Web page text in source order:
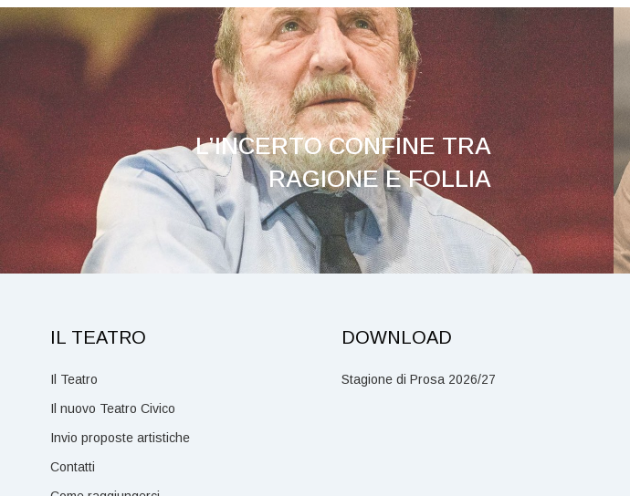
L’INCERTO CONFINE TRA
RAGIONE E FOLLIA
IL TEATRO
Il Teatro
Il nuovo Teatro Civico
Invio proposte artistiche
Contatti
DOWNLOAD
Stagione di Prosa 2026/27